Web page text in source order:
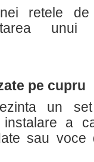
retele de
unui
pe cupru
un
instalare a
sau